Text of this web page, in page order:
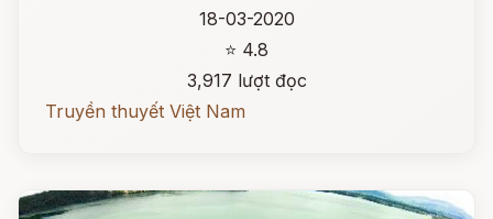
18-03-2020
⭐ 4.8
3,917 lượt đọc
Truyền thuyết Việt Nam